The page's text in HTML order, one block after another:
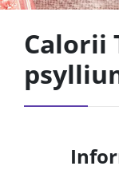
Calorii